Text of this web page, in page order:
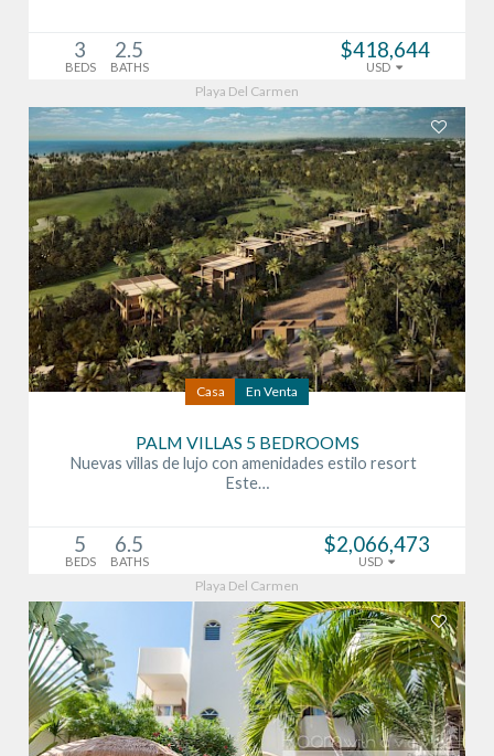
3
BEDS
2.5
BATHS
$418,644
USD
Playa Del Carmen
Casa En Venta
PALM VILLAS 5 BEDROOMS
Nuevas villas de lujo con amenidades estilo resort
Este…
5
BEDS
6.5
BATHS
$2,066,473
USD
Playa Del Carmen